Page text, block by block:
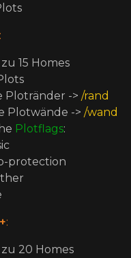
:
15 Homes
Plotränder -> /rand
Plotwände -> /wand
Plotflags:
protection
:
20 Homes